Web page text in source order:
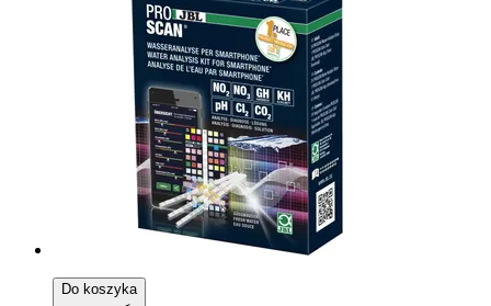
Do koszyka